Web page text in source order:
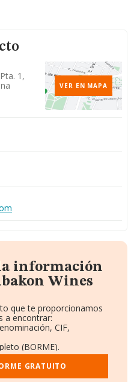
1,
VER EN MAPA
información
Wines
que te proporcionamos
a encontrar:
CIF,
(BORME).
y Empleados.
y Administradores.
GRATUITO